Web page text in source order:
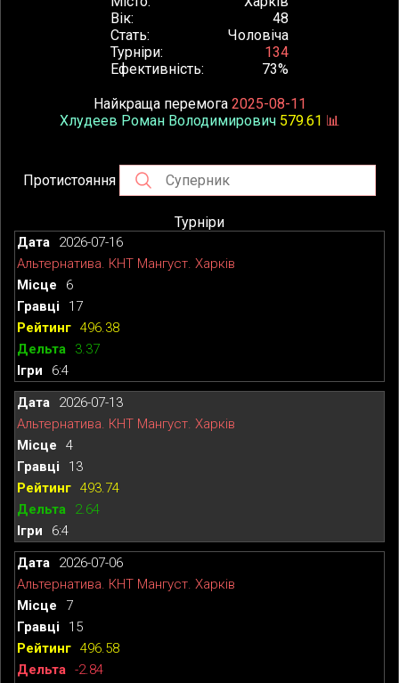
Вік
48
Стать
Чоловіча
Турніри
134
Ефективність
73%
Найкраща перемога 2025-08-11
Хлудеев Роман Володимирович 579.61 📊
Протистояння
Турніри
2026-07-16
Альтернатива. КНТ Мангуст. Харків
6
17
496.38
3.37
6:4
2026-07-13
Альтернатива. КНТ Мангуст. Харків
4
13
493.74
2.64
6:4
2026-07-06
Альтернатива. КНТ Мангуст. Харків
7
15
496.58
-2.84